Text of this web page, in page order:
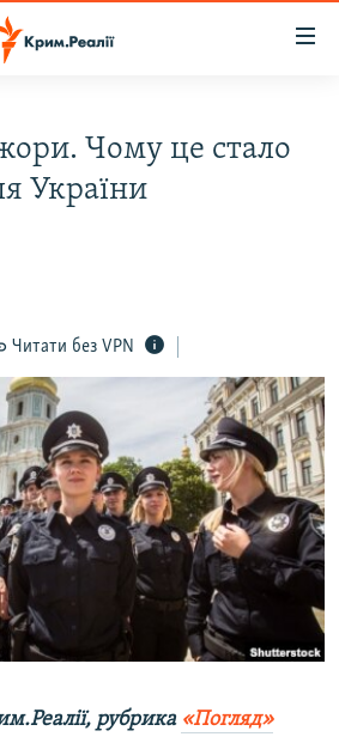
КРИМУ
Чому це стало
України
Читати без VPN
рубрика «Погляд»